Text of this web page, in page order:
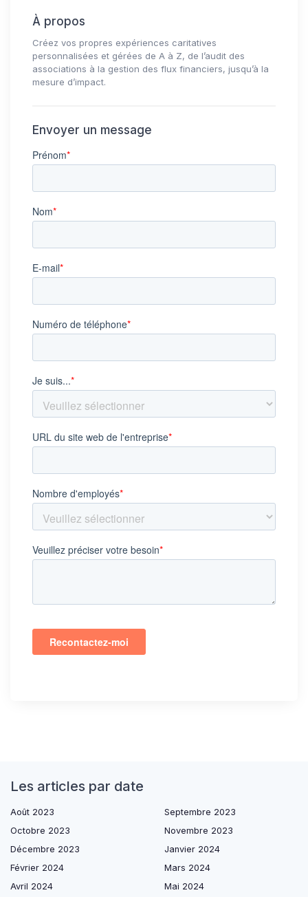
À propos
Créez vos propres expériences caritatives
personnalisées et gérées de A à Z, de l’audit des
associations à la gestion des flux financiers, jusqu’à la
mesure d’impact.
Envoyer un message
Les articles par date
Août 2023
Septembre 2023
Octobre 2023
Novembre 2023
Décembre 2023
Janvier 2024
Février 2024
Mars 2024
Avril 2024
Mai 2024